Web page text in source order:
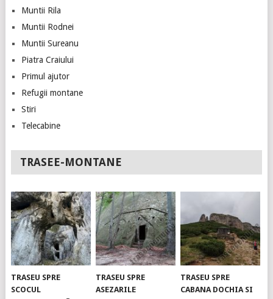
Muntii Rila
Muntii Rodnei
Muntii Sureanu
Piatra Craiului
Primul ajutor
Refugii montane
Stiri
Telecabine
TRASEE-MONTANE
TRASEU SPRE
SCOCUL
TRASEU SPRE
ASEZARILE
TRASEU SPRE
CABANA DOCHIA SI